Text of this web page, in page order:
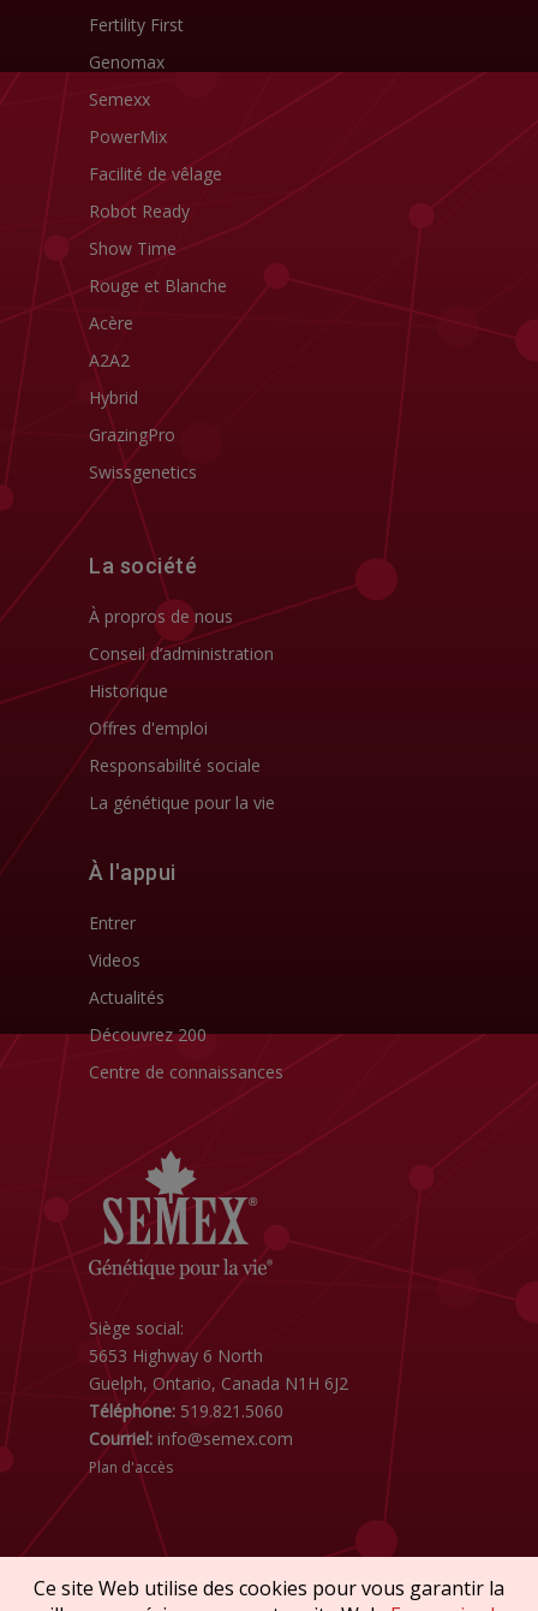
Fertility First
Genomax
Semexx
PowerMix
Facilité de vêlage
Robot Ready
Show Time
Rouge et Blanche
Acère
A2A2
Hybrid
GrazingPro
Swissgenetics
La société
À propros de nous
Conseil d’administration
Historique
Offres d'emploi
Responsabilité sociale
La génétique pour la vie
À l'appui
Entrer
Videos
Actualités
Découvrez 200
Centre de connaissances
Siège social:
5653 Highway 6 North
Guelph, Ontario, Canada N1H 6J2
Téléphone: 519.821.5060
Courriel: info@semex.com
Plan d'accès
Ce site Web utilise des cookies pour vous garantir la